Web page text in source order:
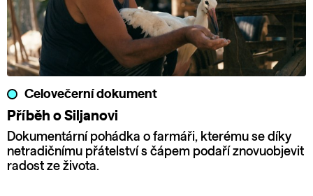
Celovečerní dokument
Příběh o Siljanovi
Dokumentární pohádka o farmáři, kterému se díky
netradičnímu přátelství s čápem podaří znovuobjevit
radost ze života.